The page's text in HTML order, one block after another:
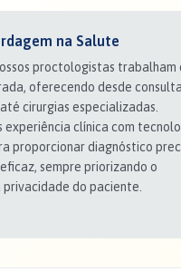
na Salute
proctologistas trabalham
oferecendo desde
cirurgias especializadas.
experiência clínica com
proporcionar diagnóstico
sempre priorizando o
do paciente.